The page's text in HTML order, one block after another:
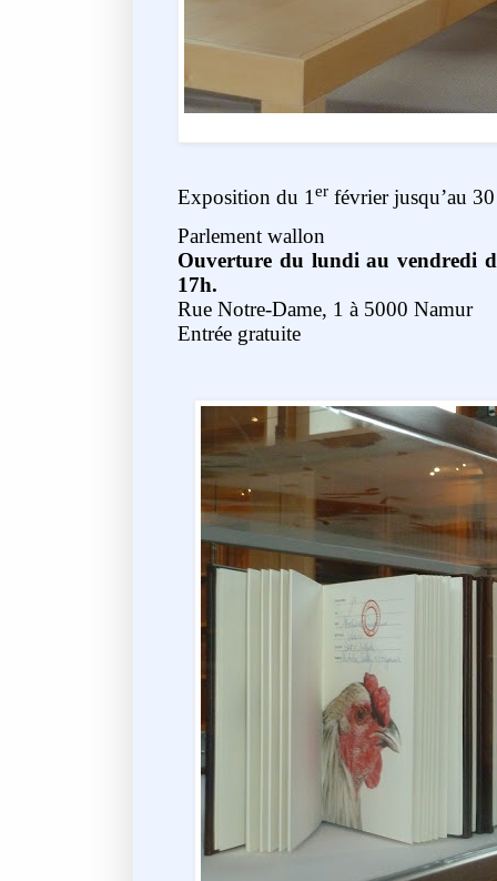
Exposition du 1 er février jusqu’au
Parlement wallon
Ouverture du lundi au vendredi
17h.
Rue Notre-Dame, 1 à 5000 Namur
Entrée gratuite